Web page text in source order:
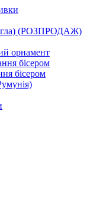
(РОЗПРОДАЖ)
орнамент
бісером
бісером